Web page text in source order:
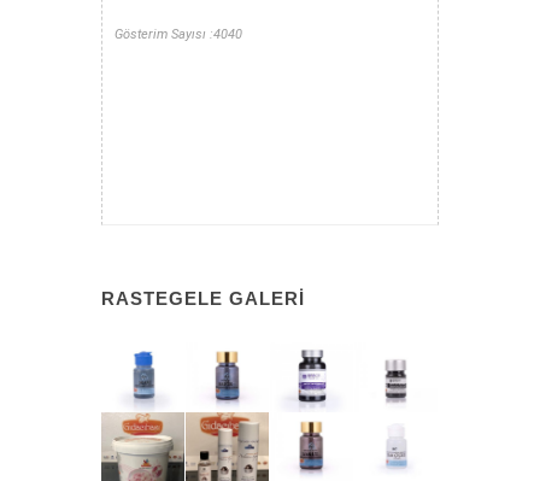
Gösterim Sayısı :4040
RASTEGELE GALERI